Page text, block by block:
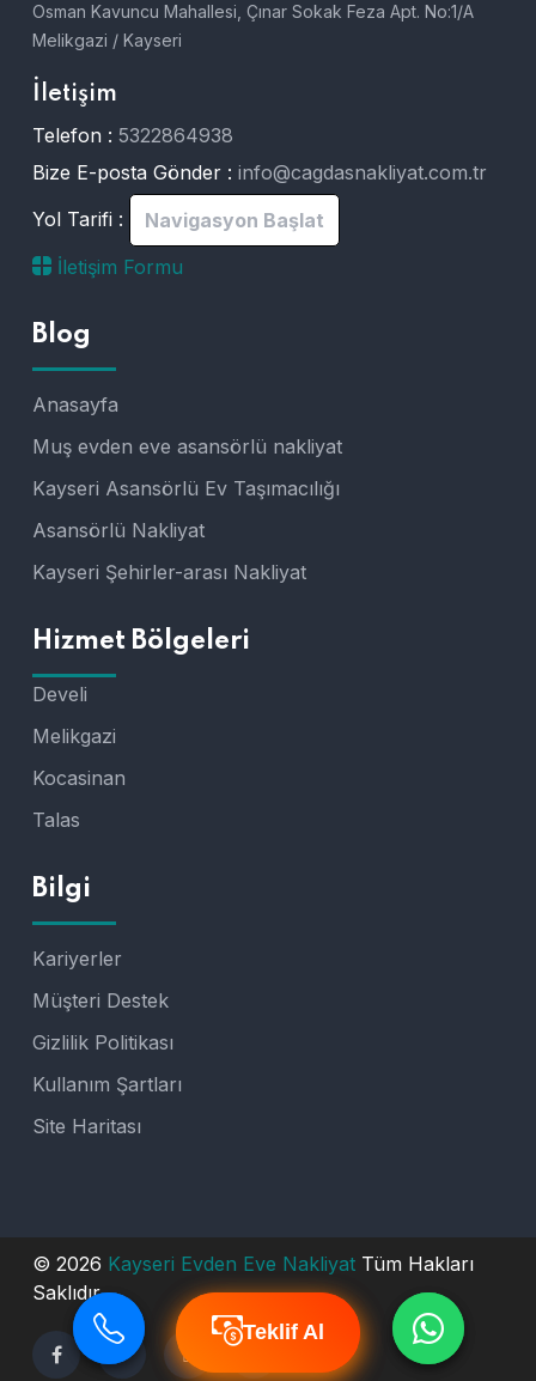
Teklif Al
Teklif Al
Osman Kavuncu Mahallesi, Çınar Sokak Feza Apt. No:1/A
Melikgazi / Kayseri
İletişim
Telefon : 5322864938
Bize E-posta Gönder : info@cagdasnakliyat.com.tr
Yol Tarifi :
Navigasyon Başlat
İletişim Formu
Blog
Anasayfa
Muş evden eve asansörlü nakliyat
Kayseri Asansörlü Ev Taşımacılığı
Asansörlü Nakliyat
Kayseri Şehirler-arası Nakliyat
Hizmet Bölgeleri
Develi
Melikgazi
Kocasinan
Talas
Bilgi
Kariyerler
Müşteri Destek
Gizlilik Politikası
Kullanım Şartları
Site Haritası
© 2026 Kayseri Evden Eve Nakliyat Tüm Hakları
Saklıdır.